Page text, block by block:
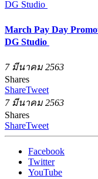
March Pay Day
DG Studio
7 มีนาคม 2563
Shares
ShareTweet
7 มีนาคม 2563
Shares
ShareTweet
Facebook
Twitter
YouTube